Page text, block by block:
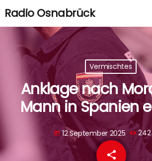
Radio Osnabrück
Vermischtes
Anklage nach
Mann in Spanien
today 12 September 2025 242
share
email